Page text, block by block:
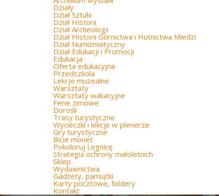
Działy
Dział Sztuki
Dział Historii
Dział Archeologii
Dział Historii Górnictwa i Hutnictwa Miedzi
Dział Numizmatyczny
Dział Edukacji i Promocji
Edukacja
Oferta edukacyjna
Przedszkola
Lekcje muzealne
Warsztaty
Warsztaty wakacyjne
Ferie zimowe
Dorośli
Trasy turystyczne
Wycieczki i lekcje w plenerze
Gry turystyczne
Bicie monet
Pokoloruj Legnicę
Strategia ochrony małoletnich
Sklep
Wydawnictwa
Gadżety, pamiątki
Karty pocztowe, foldery
Kontakt